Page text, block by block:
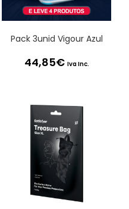
Pack 3unid Vigour Azul
44,85€ Iva Inc.